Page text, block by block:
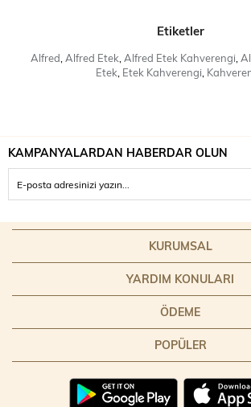
Etiketler
Alfred Alfred Etek Alfred Etek Kahverengi,
Etek Etek Kahverengi
KAMPANYALARDAN HABERDAR OLUN
KURUMSAL
YARDIM KONULARI
ÖDEME
POPÜLER